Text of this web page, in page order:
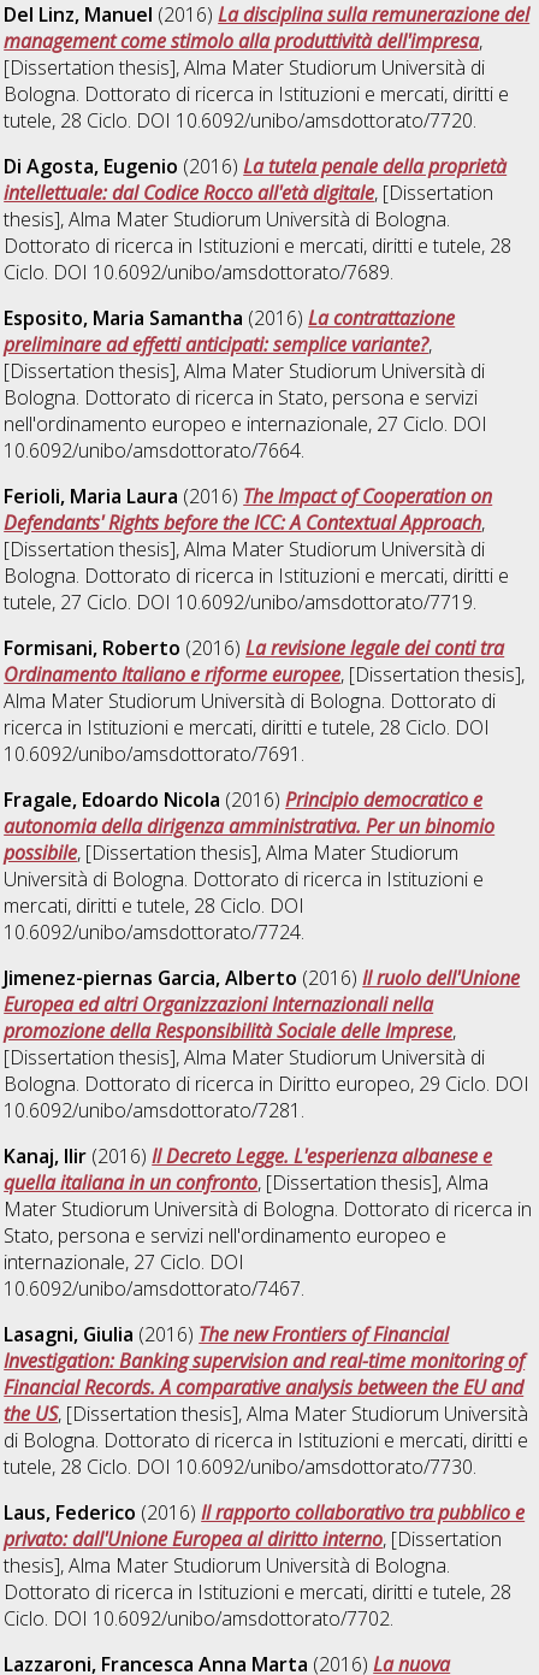
Del Linz, Manuel (2016)La disciplina sulla remunerazione del
management come stimolo alla produttività dell'impresa,
[Dissertation thesis], Alma Mater Studiorum Università di
Bologna. Dottorato di ricerca in Istituzioni e mercati, diritti e
tutele, 28 Ciclo. DOI 10.6092/unibo/amsdottorato/7720.
Di Agosta, Eugenio (2016)La tutela penale della proprietà
intellettuale: dal Codice Rocco all'età digitale, [Dissertation
thesis], Alma Mater Studiorum Università di Bologna.
Dottorato di ricerca in Istituzioni e mercati, diritti e tutele, 28
Ciclo. DOI 10.6092/unibo/amsdottorato/7689.
Esposito, Maria Samantha (2016)La contrattazione
preliminare ad effetti anticipati: semplice variante?,
[Dissertation thesis], Alma Mater Studiorum Università di
Bologna. Dottorato di ricerca in Stato, persona e servizi
nell'ordinamento europeo e internazionale, 27 Ciclo. DOI
10.6092/unibo/amsdottorato/7664.
Ferioli, Maria Laura (2016) The Impact of Cooperation on
Defendants' Rights before the ICC: A Contextual Approach,
[Dissertation thesis], Alma Mater Studiorum Università di
Bologna. Dottorato di ricerca in Istituzioni e mercati, diritti e
tutele, 27 Ciclo. DOI 10.6092/unibo/amsdottorato/7719.
Formisani, Roberto (2016)La revisione legale dei conti tra
Ordinamento Italiano e riforme europee, [Dissertation thesis],
Alma Mater Studiorum Università di Bologna. Dottorato di
ricerca in Istituzioni e mercati, diritti e tutele, 28 Ciclo. DOI
10.6092/unibo/amsdottorato/7691.
Fragale, Edoardo Nicola (2016)Principio democratico e
autonomia della dirigenza amministrativa. Per un binomio
possibile, [Dissertation thesis], Alma Mater Studiorum
Università di Bologna. Dottorato di ricerca in Istituzioni e
mercati, diritti e tutele, 28 Ciclo. DOI
10.6092/unibo/amsdottorato/7724.
Jimenez-piernas Garcia, Alberto (2016)Il ruolo dell'Unione
Europea ed altri Organizzazioni Internazionali nella
promozione della Responsibilità Sociale delle Imprese,
[Dissertation thesis], Alma Mater Studiorum Università di
Bologna. Dottorato di ricerca in Diritto europeo, 29 Ciclo. DOI
10.6092/unibo/amsdottorato/7281.
Kanaj, Ilir (2016)Il Decreto Legge. L'esperienza albanese e
quella italiana in un confronto, [Dissertation thesis], Alma
Mater Studiorum Università di Bologna. Dottorato di ricerca in
Stato, persona e servizi nell'ordinamento europeo e
internazionale, 27 Ciclo. DOI
10.6092/unibo/amsdottorato/7467.
Lasagni, Giulia (2016) The new Frontiers of Financial
Investigation: Banking supervision and real-time monitoring of
Financial Records. A comparative analysis between the EU and
the US, [Dissertation thesis], Alma Mater Studiorum Università
di Bologna. Dottorato di ricerca in Istituzioni e mercati, diritti e
tutele, 28 Ciclo. DOI 10.6092/unibo/amsdottorato/7730.
Laus, Federico (2016)Il rapporto collaborativo tra pubblico e
privato: dall'Unione Europea al diritto interno, [Dissertation
thesis], Alma Mater Studiorum Università di Bologna.
Dottorato di ricerca in Istituzioni e mercati, diritti e tutele, 28
Ciclo. DOI 10.6092/unibo/amsdottorato/7702.
Lazzaroni, Francesca Anna Marta (2016)La nuova